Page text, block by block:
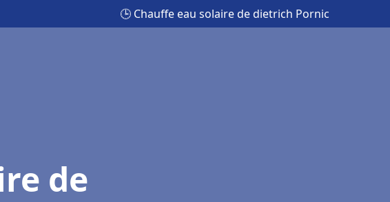
🕒 Chauffe eau solaire de dietrich Pornic
de